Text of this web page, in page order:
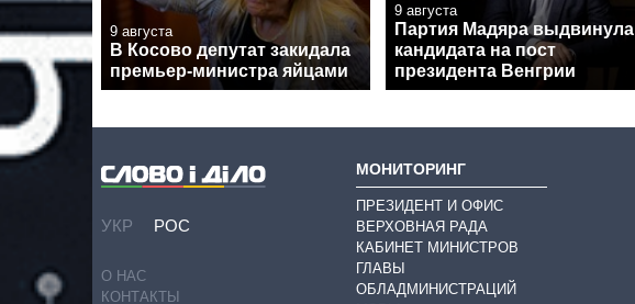
9 августа
В Косово депутат закидала
премьер-министра яйцами
9 августа
Партия Мадяра выдвинула
кандидата на пост
президента Венгрии
УКР РОС
О НАС
КОНТАКТЫ
МОНИТОРИНГ
ПРЕЗИДЕНТ И ОФИС
ВЕРХОВНАЯ РАДА
КАБИНЕТ МИНИСТРОВ
ГЛАВЫ
ОБЛАДМИНИСТРАЦИЙ